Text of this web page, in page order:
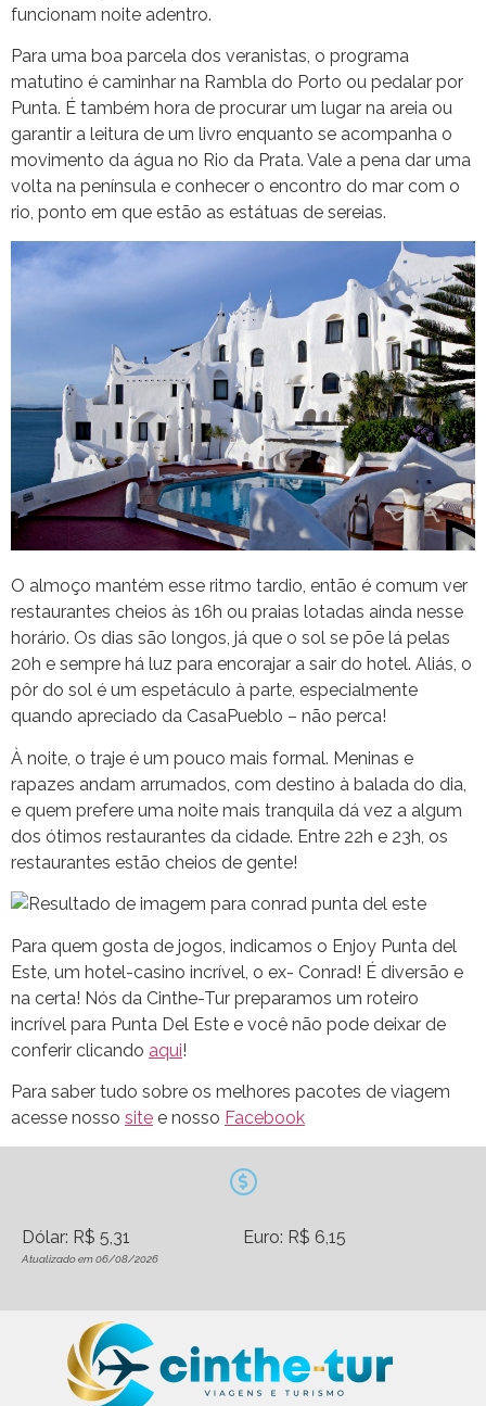
funcionam noite adentro.
Para uma boa parcela dos veranistas, o programa
matutino é caminhar na Rambla do Porto ou pedalar por
Punta. É também hora de procurar um lugar na areia ou
garantir a leitura de um livro enquanto se acompanha o
movimento da água no Rio da Prata. Vale a pena dar uma
volta na península e conhecer o encontro do mar com o
rio, ponto em que estão as estátuas de sereias.
O almoço mantém esse ritmo tardio, então é comum ver
restaurantes cheios às 16h ou praias lotadas ainda nesse
horário. Os dias são longos, já que o sol se põe lá pelas
20h e sempre há luz para encorajar a sair do hotel. Aliás, o
pôr do sol é um espetáculo à parte, especialmente
quando apreciado da CasaPueblo – não perca!
À noite, o traje é um pouco mais formal. Meninas e
rapazes andam arrumados, com destino à balada do dia,
e quem prefere uma noite mais tranquila dá vez a algum
dos ótimos restaurantes da cidade. Entre 22h e 23h, os
restaurantes estão cheios de gente!
Para quem gosta de jogos, indicamos o Enjoy Punta del
Este, um hotel-casino incrível, o ex- Conrad! É diversão e
na certa! Nós da Cinthe-Tur preparamos um roteiro
incrível para Punta Del Este e você não pode deixar de
conferir clicando aqui!
Para saber tudo sobre os melhores pacotes de viagem
acesse nosso site e nosso Facebook
Dólar: R$ 5,31 Euro: R$ 6,15
Atualizado em 06/08/2026